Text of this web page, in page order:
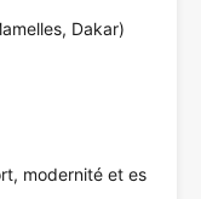
Dakar)
modernité et es